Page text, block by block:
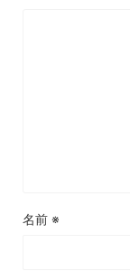
名前 ※